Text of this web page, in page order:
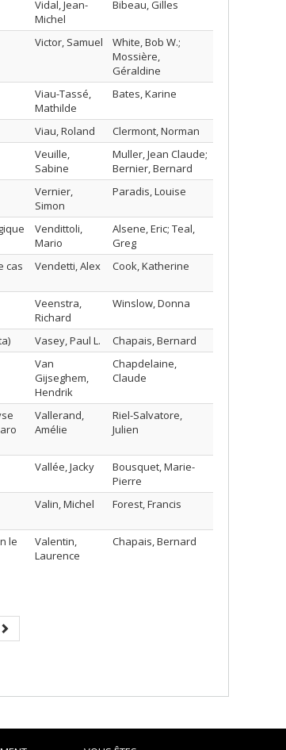
Vidal, Jean-
Michel
Bibeau, Gilles
Victor, Samuel
White, Bob W.;
Mossière,
Géraldine
Viau-Tassé,
Mathilde
Bates, Karine
Viau, Roland
Clermont, Norman
Veuille,
Sabine
Muller, Jean Claude;
Bernier, Bernard
Vernier,
Simon
Paradis, Louise
Vendittoli,
Mario
Alsene, Eric; Teal,
Greg
cas
Vendetti, Alex Cook, Katherine
Veenstra,
Richard
Winslow, Donna
Vasey, Paul L.
Chapais, Bernard
Van
Gijseghem,
Hendrik
Chapdelaine,
Claude
Vallerand,
Amélie
Riel-Salvatore,
Julien
Vallée, Jacky
Bousquet, Marie-
Pierre
Valin, Michel Forest, Francis
le
Valentin,
Laurence
Chapais, Bernard
Next